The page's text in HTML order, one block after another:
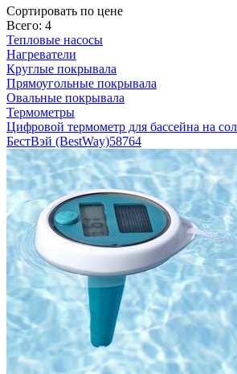
Cортировать по цене
Всего: 4
Тепловые насосы
Нагреватели
Круглые покрывала
Прямоугольные покрывала
Овальные покрывала
Термометры
Цифровой термометр для бассейна на
БестВэй (BestWay)58764